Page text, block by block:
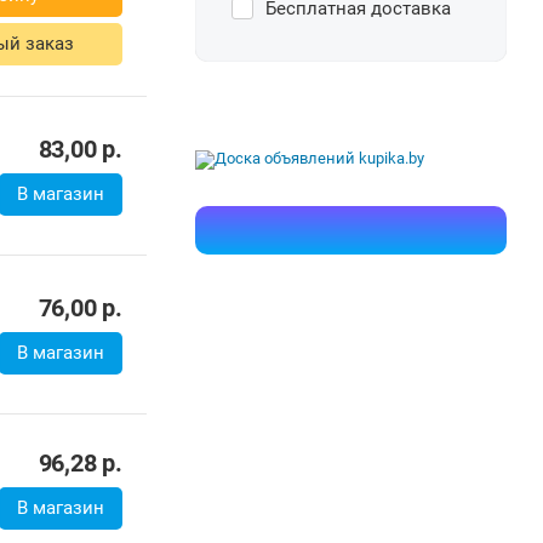
заказ
83,00р.
В магазин
76,00р.
В магазин
96,28р.
В магазин
Бесплатная доставка